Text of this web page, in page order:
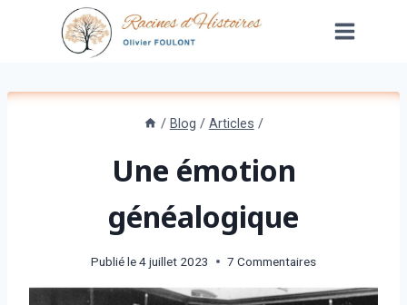
/ Blog / Articles /
Une émotion
généalogique
Publié le4 juillet 2023 7 Commentaires